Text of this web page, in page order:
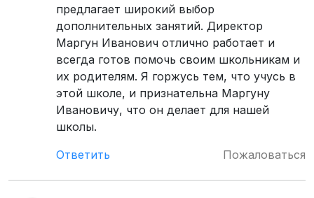
предлагает широкий выбор
дополнительных занятий. Директор
Маргун Иванович отлично работает и
всегда готов помочь своим школьникам и
их родителям. Я горжусь тем, что учусь в
этой школе, и признательна Маргуну
Ивановичу, что он делает для нашей
школы.
Ответить
Пожаловаться